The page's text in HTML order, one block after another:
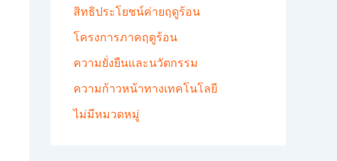
สิทธิประโยชน์ค่ายฤดูร้อน
โครงการภาคฤดูร้อน
ความยั่งยืนและนวัตกรรม
ความก้าวหน้าทางเทคโนโลยี
ไม่มีหมวดหมู่